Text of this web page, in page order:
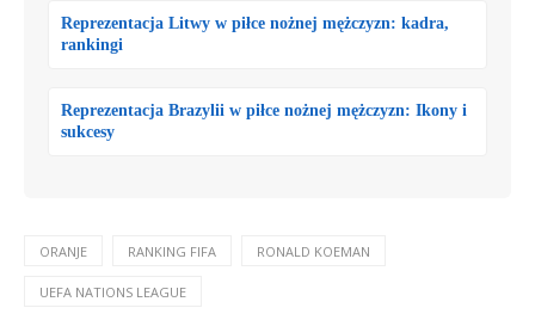
Reprezentacja Litwy w piłce nożnej mężczyzn: kadra,
rankingi
Reprezentacja Brazylii w piłce nożnej mężczyzn: Ikony i
sukcesy
ORANJE RANKING FIFA RONALD KOEMAN
UEFA NATIONS LEAGUE